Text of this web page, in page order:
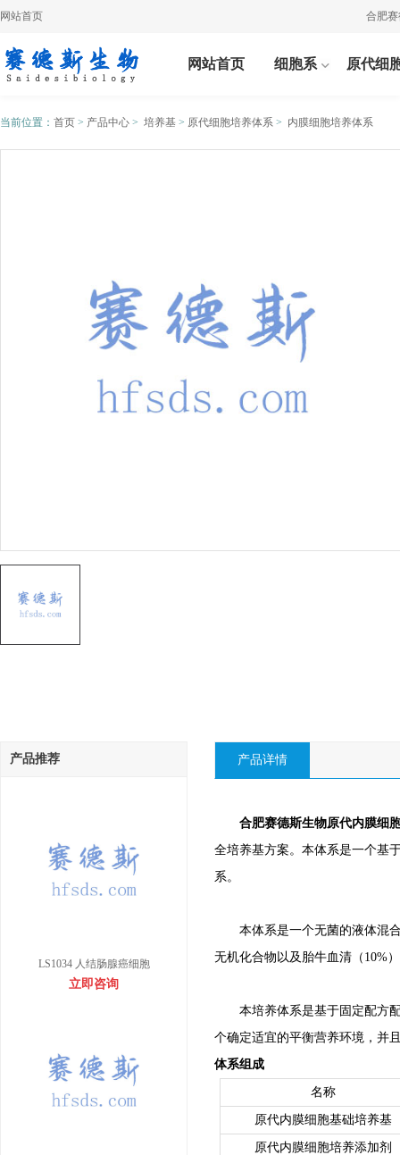
网站首页 合肥赛
网站首页 细胞系 原代细
当前位置： 首页 > 产品中心 > 培养基 > 原代细胞培养体系 > 内膜细胞培养体系
产品推荐
LS1034 人结肠腺癌细胞
立即咨询
产品详情
合肥赛德斯生物原代内膜细
全培养基方案。本体系是一个基
系。
本体系是一个无菌的液体混合
无机化合物以及胎牛血清（10%
本培养体系是基于固定配方配
个确定适宜的平衡营养环境，并
体系组成
名称
原代内膜细胞基础培养基
原代内膜细胞培养添加剂